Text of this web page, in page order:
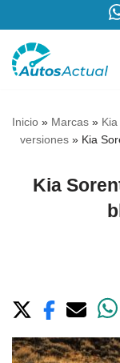
Saltar
Inicio » Marcas » Kia
versiones» Kia
Kia